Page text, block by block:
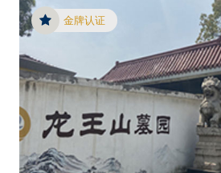
金牌认证